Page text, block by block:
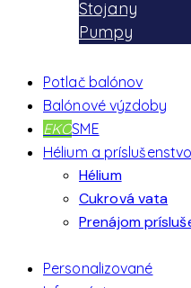
Stojany
Pumpy
Potlač balónov
Balónové výzdoby
EKOSME
Hélium a príslušenstvo
Hélium
Cukrová vata
Prenájom
Personalizované